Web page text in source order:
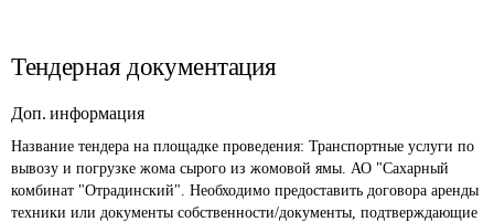
Тендерная документация
Доп. информация
Название тендера на площадке проведения: Транспортные услуги по
вывозу и погрузке жома сырого из жомовой ямы. АО "Сахарный
комбинат "Отрадинский". Необходимо предоставить договора аренды
техники или документы собственности/документы, подтверждающие